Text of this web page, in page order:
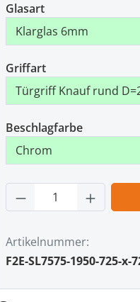
Glasart
Griffart
Beschlagfarbe
Produkt
Artikelnummer
F2E-SL7575-1950-725-x-